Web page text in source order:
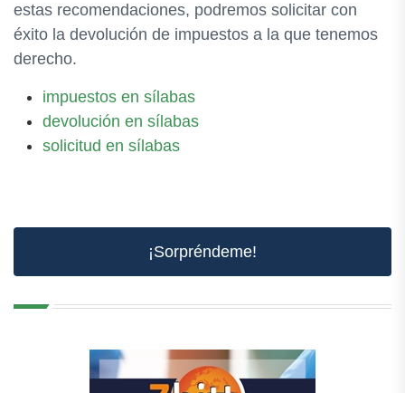
estas recomendaciones, podremos solicitar con
éxito la devolución de impuestos a la que tenemos
derecho.
impuestos en sílabas
devolución en sílabas
solicitud en sílabas
¡Sorpréndeme!